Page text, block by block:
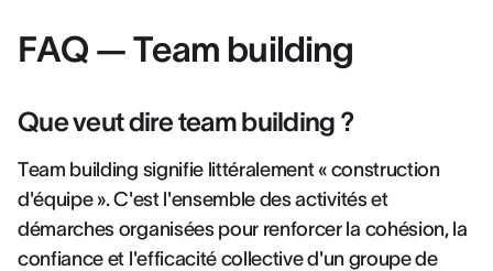
FAQ — Team building
Que veut dire team building ?
Team building signifie littéralement « construction
d'équipe ». C'est l'ensemble des activités et
démarches organisées pour renforcer la cohésion, la
confiance et l'efficacité collective d'un groupe de